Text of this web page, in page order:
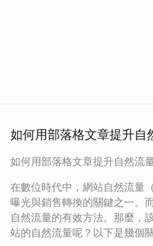
如何用部落格文章提升自
如何用部落格文章提升自然流
在數位時代中，網站自然流量
曝光與銷售轉換的關鍵之一。
自然流量的有效方法。那麼，
站的自然流量呢？以下是幾個